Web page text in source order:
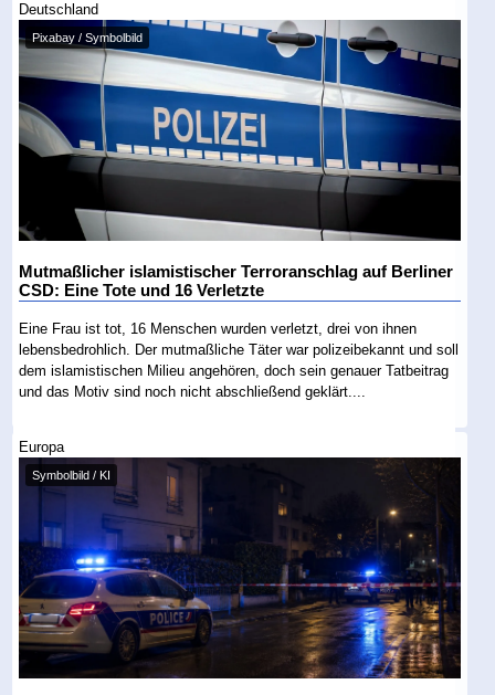
Deutschland
Pixabay / Symbolbild
Mutmaßlicher islamistischer Terroranschlag auf Berliner
CSD: Eine Tote und 16 Verletzte
Eine Frau ist tot, 16 Menschen wurden verletzt, drei von ihnen
lebensbedrohlich. Der mutmaßliche Täter war polizeibekannt und soll
dem islamistischen Milieu angehören, doch sein genauer Tatbeitrag
und das Motiv sind noch nicht abschließend geklärt....
Europa
Symbolbild / KI